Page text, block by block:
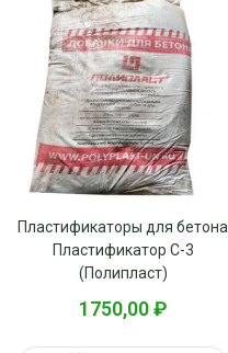
Пластификаторы для бетона
Пластификатор С-3
(Полипласт)
1750,00₽